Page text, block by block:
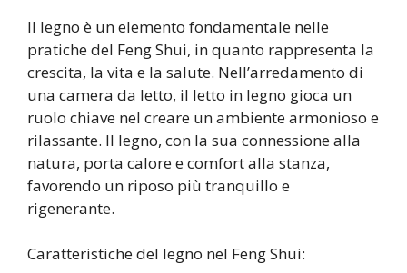
Il legno è un elemento fondamentale nelle
pratiche del Feng Shui, in quanto rappresenta la
crescita, la vita e la salute. Nell’arredamento di
una camera da letto, il letto in legno gioca un
ruolo chiave nel creare un ambiente armonioso e
rilassante. Il legno, con la sua connessione alla
natura, porta calore e comfort alla stanza,
favorendo un riposo più tranquillo e
rigenerante.
Caratteristiche del legno nel Feng Shui: